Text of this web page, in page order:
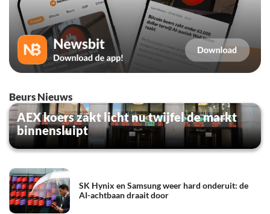
Beurs Nieuws
AEX koers zakt licht nu twijfel de markt
binnensluipt
SK Hynix en Samsung weer hard onderuit: de
AI-achtbaan draait door